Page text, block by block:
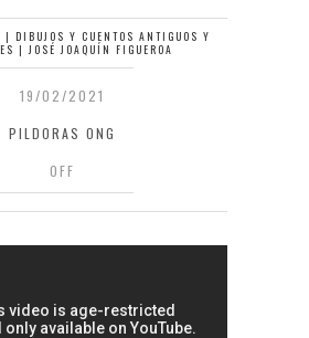
| DIBUJOS Y CUENTOS ANTIGUOS Y
| JOSÉ JOAQUÍN FIGUEROA
19/02/2021
PILDORAS ONG
OFF